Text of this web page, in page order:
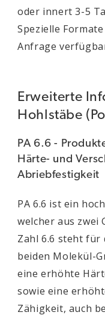
oder innert 3-5
Spezielle
Anfrage
Erweiterte
Hohlstäbe
PA 6.6 -
Härte- und
Abriebfestigkeit
PA 6.6 ist ein
welcher aus zwei
Zahl 6.6 steht für
beiden Molekül-
eine erhöhte
sowie eine
Zähigkeit, auch